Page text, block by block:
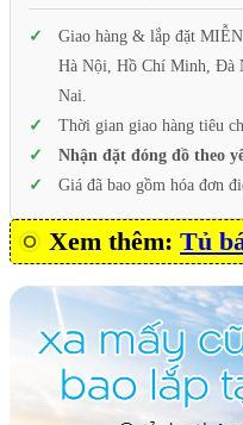
Giao hàng & lắp đặt
Hà Nội, Hồ Chí Minh, Đà
Nai.
Thời gian giao hàng tiêu
Nhận đặt đóng đồ theo
Giá đã bao gồm hóa đơn
Xem thêm: Tủ